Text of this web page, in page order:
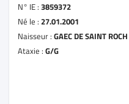
N° IE : 3859372
Né le : 27.01.2001
Naisseur : GAEC DE SAINT
Ataxie : G/G